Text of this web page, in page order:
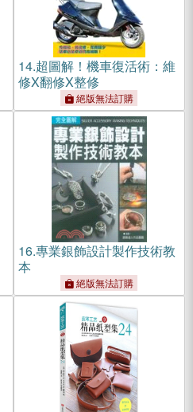
14.超圖解！機車復活術：維
修X翻修X整修
絕版無法訂購
16.專業銀飾設計製作技術教
本
絕版無法訂購